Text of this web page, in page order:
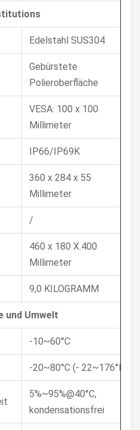
Edelstahl SUS304
Gebürstete
Polieroberfläche
VESA: 100 x 100
Millimeter
IP66/IP69K
360 x 284 x 55
Millimeter
/
460 x 180 X.400
Millimeter
9,0 KILOGRAMM
und Umwelt
-10~60°C
-20~80°C (- 22~176°F)
5%~95%@40°C,
kondensationsfrei